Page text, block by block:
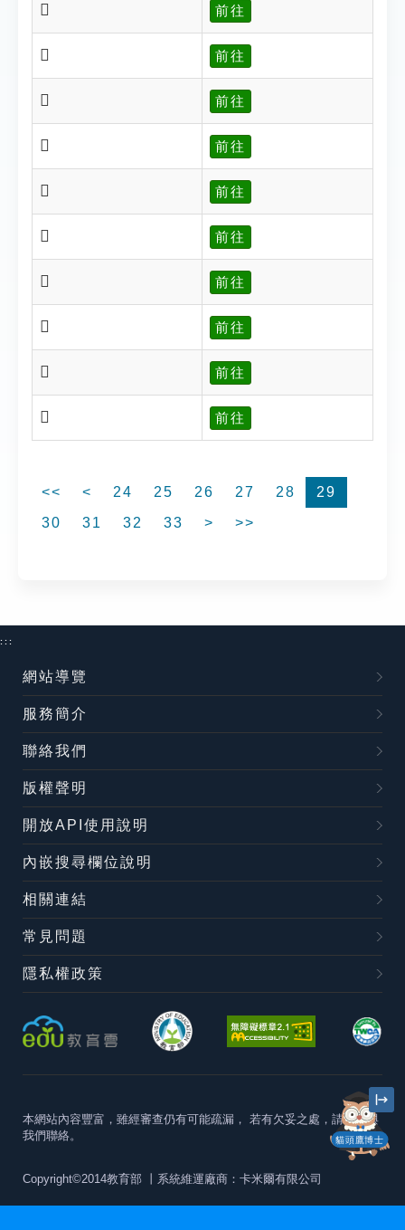
𩓀 前往
𩓁 前往
𩓂 前往
𩓃 前往
𩓄 前往
𩓅 前往
𩓆 前往
𩓑 前往
𩓓 前往
𩓔 前往
<< < 24 25 26 27 28
29
30
31 32 33 > >>
貓頭鷹博士
:::
網站導覽
服務簡介
聯絡我們
版權聲明
開放API使用說明
內嵌搜尋欄位說明
相關連結
常見問題
隱私權政策
本網站內容豐富，雖經審查仍有可能疏漏， 若有欠妥之處，請隨時與
我們聯絡。
Copyright©2014教育部 丨系統維運廠商：卡米爾有限公司